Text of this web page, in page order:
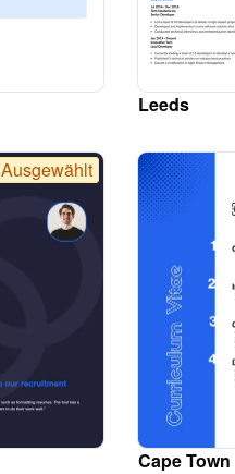
Leeds
Ausgewählt
Cape Town